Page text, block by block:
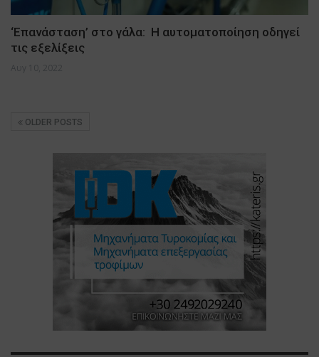
‘Επανάσταση’ στο γάλα: Η αυτοματοποίηση οδηγεί
τις εξελίξεις
Αυγ 10, 2022
OLDER POSTS